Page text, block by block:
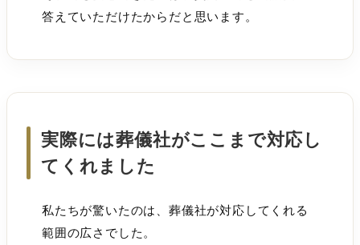
答えていただけたからだと思います。
実際には葬儀社がここまで対応し
てくれました
私たちが驚いたのは、葬儀社が対応してくれる
範囲の広さでした。